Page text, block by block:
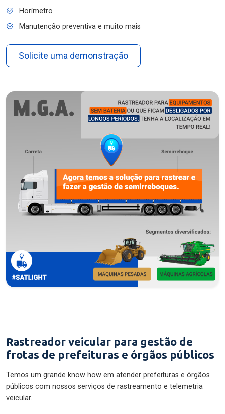
Horímetro
Manutenção preventiva e muito mais
Solicite uma demonstração
Rastreador veicular para gestão de
frotas de prefeituras e órgãos públicos
Temos um grande know how em atender prefeituras e órgãos
públicos com nossos serviços de rastreamento e telemetria
veicular.